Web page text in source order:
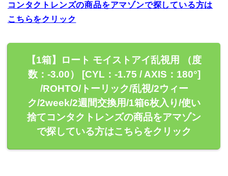
コンタクトレンズの商品をアマゾンで探している方は
こちらをクリック
【1箱】ロート モイストアイ乱視用 （度
数：-3.00） [CYL：-1.75 / AXIS：180°]
/ROHTO/トーリック/乱視/2ウィー
ク/2week/2週間交換用/1箱6枚入り/使い
捨てコンタクトレンズの商品をアマゾン
で探している方はこちらをクリック